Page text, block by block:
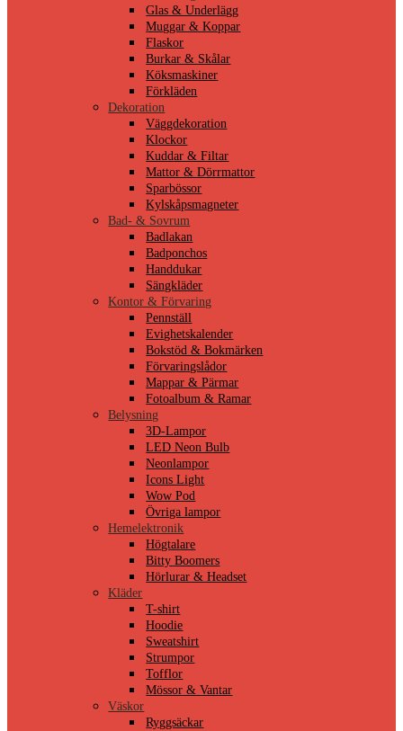
Glas & Underlägg
Muggar & Koppar
Flaskor
Burkar & Skålar
Köksmaskiner
Förkläden
Dekoration
Väggdekoration
Klockor
Kuddar & Filtar
Mattor & Dörrmattor
Sparbössor
Kylskåpsmagneter
Bad- & Sovrum
Badlakan
Badponchos
Handdukar
Sängkläder
Kontor & Förvaring
Pennställ
Evighetskalender
Bokstöd & Bokmärken
Förvaringslådor
Mappar & Pärmar
Fotoalbum & Ramar
Belysning
3D-Lampor
LED Neon Bulb
Neonlampor
Icons Light
Wow Pod
Övriga lampor
Hemelektronik
Högtalare
Bitty Boomers
Hörlurar & Headset
Kläder
T-shirt
Hoodie
Sweatshirt
Strumpor
Tofflor
Mössor & Vantar
Väskor
Ryggsäckar